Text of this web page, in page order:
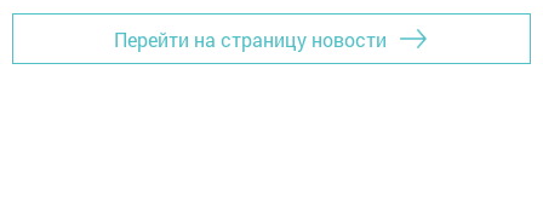
Перейти на страницу новости